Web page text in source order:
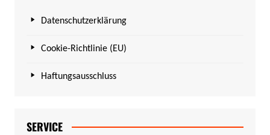
Datenschutzerklärung
Cookie-Richtlinie (EU)
Haftungsausschluss
SERVICE